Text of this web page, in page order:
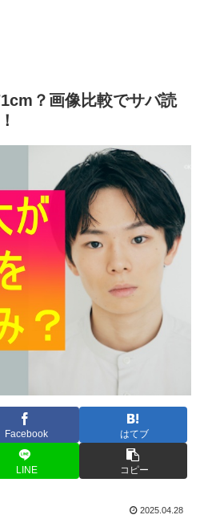
？画像比較でサバ読
Facebook はてブ
LINE コピー
2025.04.28